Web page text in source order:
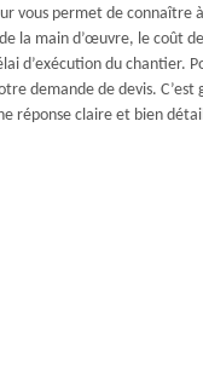
vous permet de connaître
la main d’œuvre, le coût
d’exécution du chantier.
demande de devis.
réponse claire et bien